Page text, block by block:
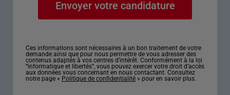
Ces informations sont nécessaires à un bon traitement de votre
demande ainsi que pour nous permettre de vous adresser des
contenus adaptés à vos centres d’intérêt. Conformément à la loi
“informatique et libertés”, vous pouvez exercer votre droit d’accès
aux données vous concernant en nous contactant. Consultez
notre page « Politique de confidentialité » pour en savoir plus.